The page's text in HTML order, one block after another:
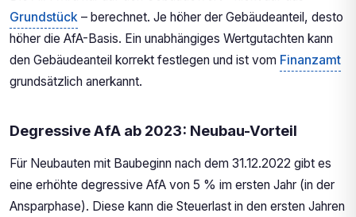
Grundstück – berechnet. Je höher der Gebäudeanteil, desto
höher die AfA-Basis. Ein unabhängiges Wertgutachten kann
den Gebäudeanteil korrekt festlegen und ist vom Finanzamt
grundsätzlich anerkannt.
Degressive AfA ab 2023: Neubau-Vorteil
Für Neubauten mit Baubeginn nach dem 31.12.2022 gibt es
eine erhöhte degressive AfA von 5 % im ersten Jahr (in der
Ansparphase). Diese kann die Steuerlast in den ersten Jahren